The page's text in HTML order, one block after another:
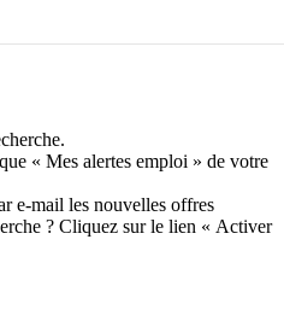
« Mes alertes emploi » de votre
e-mail les nouvelles offres
? Cliquez sur le lien « Activer